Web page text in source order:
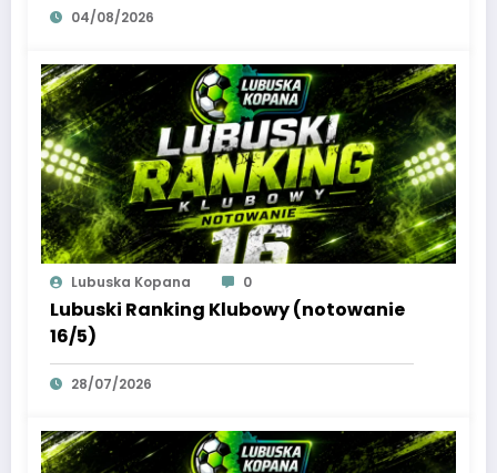
04/08/2026
Lubuska Kopana 0
Lubuski Ranking Klubowy (notowanie
16/5)
28/07/2026